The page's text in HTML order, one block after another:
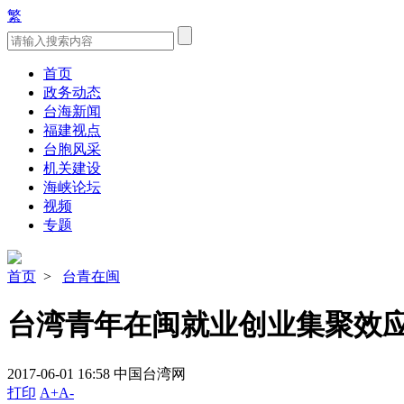
繁
首页
政务动态
台海新闻
福建视点
台胞风采
机关建设
海峡论坛
视频
专题
首页 > 台青在闽
台湾青年在闽就业创业集聚效
2017-06-01 16:58 中国台湾网
打印 A+A-